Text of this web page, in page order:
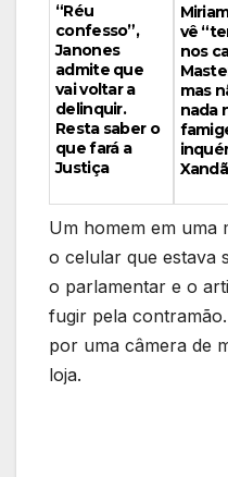
“Réu
confesso”,
Janones
admite que
vai voltar a
delinquir.
Resta saber o
que fará a
Justiça
vê
nos
mas
nada
Um homem em
o celular que estava
o parlamentar e o
fugir pela
por uma câmera de
loja.